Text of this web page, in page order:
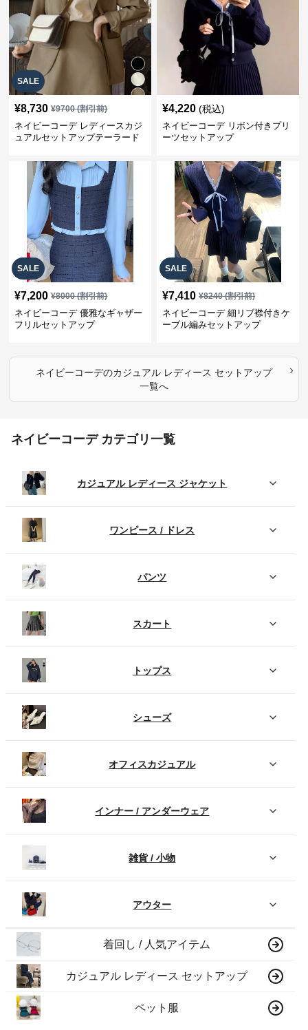
SALE
¥8,730 ¥9700(割引前)
ネイビーコーデ レディースカジ
ュアルセットアップテーラード
¥4,220 (税込)
ネイビーコーデ リボン付きプリ
ーツセットアップ
SALE
¥7,200 ¥8000(割引前)
ネイビーコーデ 優雅なギャザー
フリルセットアップ
SALE
¥7,410 ¥8240(割引前)
ネイビーコーデ 細リブ襟付きケ
ーブル編みセットアップ
ネイビーコーデのカジュアル レディース セットアップ
一覧へ
›
ネイビーコーデ カテゴリ一覧
カジュアル レディース ジャケット
ワンピース / ドレス
パンツ
スカート
トップス
シューズ
オフィスカジュアル
インナー / アンダーウェア
雑貨 / 小物
アウター
着回し / 人気アイテム
カジュアル レディース セットアップ
ペット服